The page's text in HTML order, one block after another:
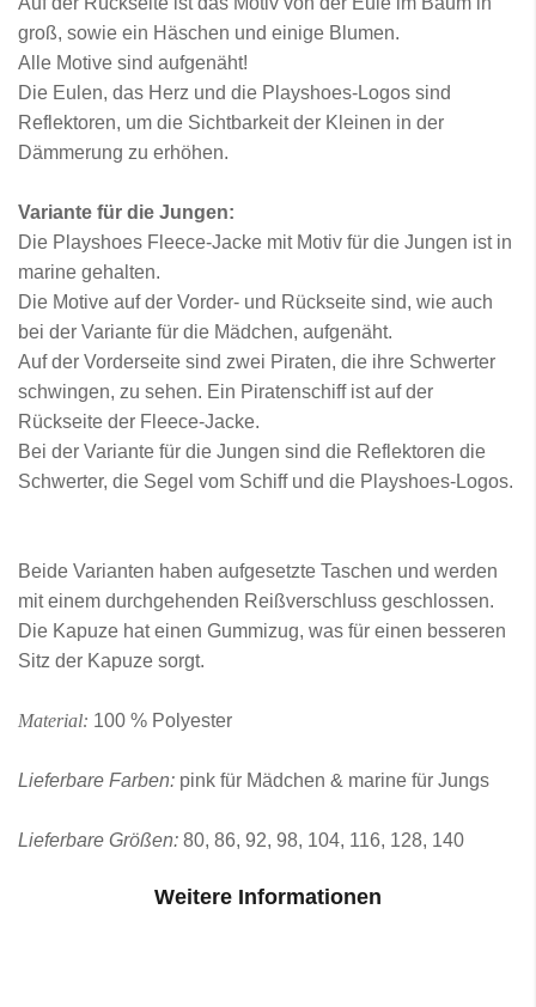
groß, sowie ein Häschen und einige Blumen.
Alle Motive sind aufgenäht!
Die Eulen, das Herz und die Playshoes-Logos sind
Reflektoren, um die Sichtbarkeit der Kleinen in der
Dämmerung zu erhöhen.
Variante für die Jungen:
Die Playshoes Fleece-Jacke mit Motiv für die Jungen ist in
marine gehalten.
Die Motive auf der Vorder- und Rückseite sind, wie auch
bei der Variante für die Mädchen, aufgenäht.
Auf der Vorderseite sind zwei Piraten, die ihre Schwerter
schwingen, zu sehen. Ein Piratenschiff ist auf der
Rückseite der Fleece-Jacke.
Bei der Variante für die Jungen sind die Reflektoren die
Schwerter, die Segel vom Schiff und die Playshoes-Logos.
Beide Varianten haben aufgesetzte Taschen und werden
mit einem durchgehenden Reißverschluss geschlossen.
Die Kapuze hat einen Gummizug, was für einen besseren
Sitz der Kapuze sorgt.
Material: 100 % Polyester
Lieferbare Farben: pink für Mädchen & marine für Jungs
Lieferbare Größen: 80, 86, 92, 98, 104, 116, 128, 140
Weitere Informationen